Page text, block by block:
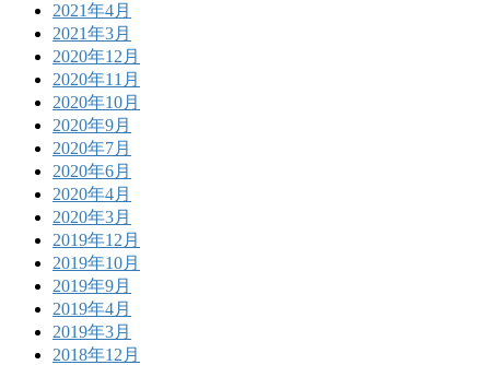
2021年4月
2021年3月
2020年12月
2020年11月
2020年10月
2020年9月
2020年7月
2020年6月
2020年4月
2020年3月
2019年12月
2019年10月
2019年9月
2019年4月
2019年3月
2018年12月